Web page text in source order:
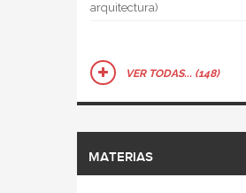
arquitectura)
VER TODAS... (148)
MATERIAS